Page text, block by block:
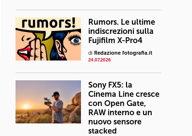
Rumors. Le ultime
indiscrezioni sulla
Fujifilm X-Pro4
di Redazione fotografia.it
24.07.2026
Sony FX5: la
Cinema Line cresce
con Open Gate,
RAW interno e un
nuovo sensore
stacked